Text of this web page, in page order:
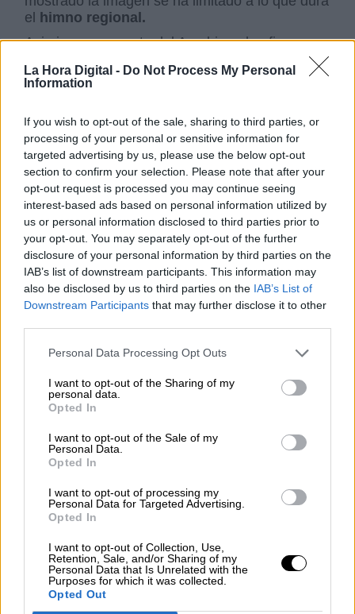
La Hora Digital - Do Not Process My Personal
Information
If you wish to opt-out of the sale, sharing to third parties, or
processing of your personal or sensitive information for
targeted advertising by us, please use the below opt-out
section to confirm your selection. Please note that after your
opt-out request is processed you may continue seeing
interest-based ads based on personal information utilized by
us or personal information disclosed to third parties prior to
your opt-out. You may separately opt-out of the further
disclosure of your personal information by third parties on the
IAB’s list of downstream participants. This information may
also be disclosed by us to third parties on the IAB’s List of
Downstream Participants that may further disclose it to other
Personal Data Processing Opt Outs
I want to opt-out of the Sharing of my
personal data.
Opted In
I want to opt-out of the Sale of my
Personal Data.
Opted In
I want to opt-out of processing my
Personal Data for Targeted Advertising.
Opted In
I want to opt-out of Collection, Use,
Retention, Sale, and/or Sharing of my
Personal Data that Is Unrelated with the
Purposes for which it was collected.
Opted Out
el himno regional.
Asimismo, por parte del Arzobispado afirman en
respetan en todo momento las medidas
de seguridad,que además este domingo y en
los últimos días se habían “
de la desescalada.De todos modos, el
Arzobispado insiste en que se han respetado
dichas medidas.
control del coronavirus Valencia
Comunitat Valenciana
Aaron Cano
proteccion ciudadana
ayuntamiento de valencia
NOTICIAS RELACIONADAS
Mónica Oltra deberá que responder
en la Justicia ordinaria tras la
pérdida de su aforamiento